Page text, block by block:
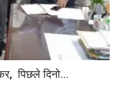
पिछले दिनो...